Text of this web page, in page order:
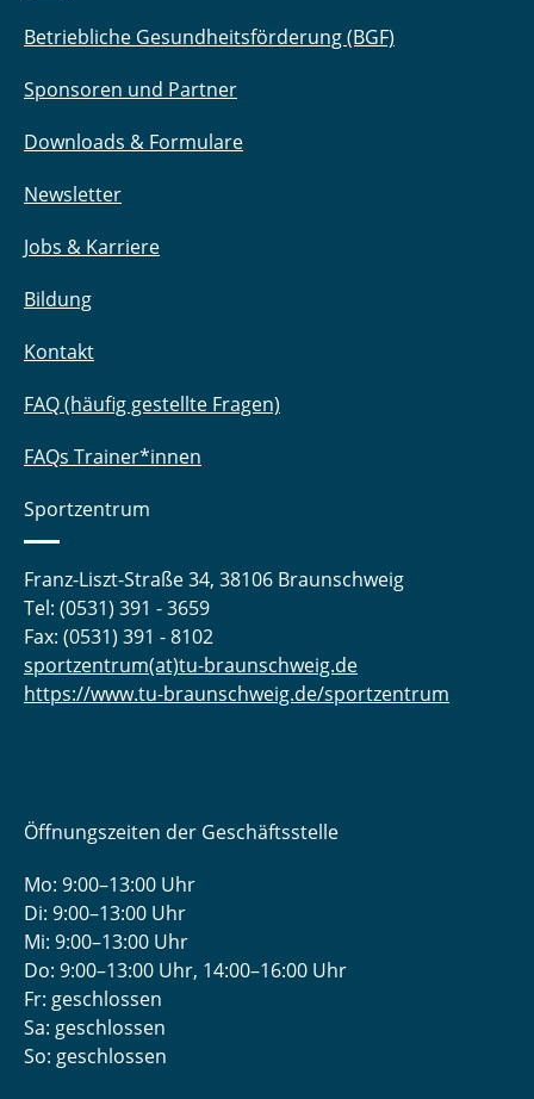
Betriebliche Gesundheitsförderung (BGF)
Sponsoren und Partner
Downloads & Formulare
Newsletter
Jobs & Karriere
Bildung
Kontakt
FAQ (häufig gestellte Fragen)
FAQs Trainer*innen
Sportzentrum
Franz-Liszt-Straße 34, 38106 Braunschweig
Tel: (0531) 391 - 3659
Fax: (0531) 391 - 8102
sportzentrum(at)tu-braunschweig.de
https://www.tu-braunschweig.de/sportzentrum
Öffnungszeiten der Geschäftsstelle
Mo: 9:00–13:00 Uhr
Di: 9:00–13:00 Uhr
Mi: 9:00–13:00 Uhr
Do: 9:00­–13:00 Uhr, 14:00­–16:00 Uhr
Fr: geschlossen
Sa: geschlossen
So: geschlossen